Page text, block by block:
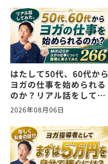
はたして50代、60代から
ヨガの仕事を始められる
のか？リアル話をしてみ
た。ヨガの仕事に関する
質問に答えます！
vol.266
2026年08月06日